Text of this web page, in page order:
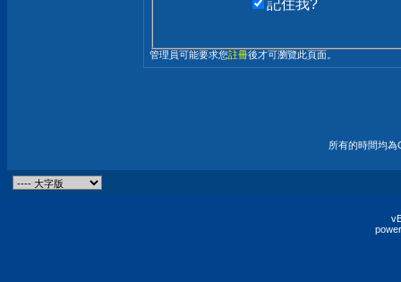
記住我?
管理員可能要求您註冊後才可瀏覽此頁面。
所有的時間均為